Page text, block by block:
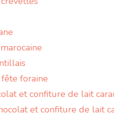
foraine
et confiture de lait
et confiture de lait